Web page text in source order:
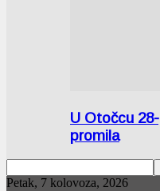
U Otočcu
promila
Petak, 7 kolovoza, 2026